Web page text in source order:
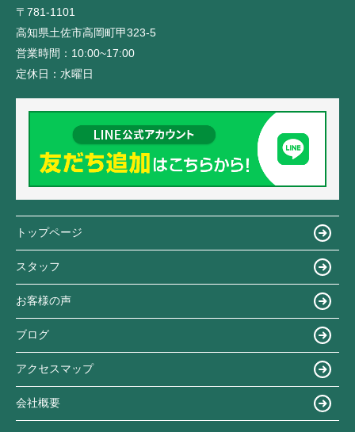
〒781-1101
高知県土佐市高岡町甲323-5
営業時間： 10:00~17:00
定休日： 水曜日
トップページ
スタッフ
お客様の声
ブログ
アクセスマップ
会社概要